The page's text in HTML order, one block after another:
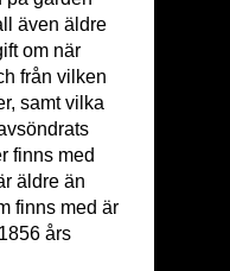
även äldre
om när
från vilken
samt vilka
finns med
äldre än
finns med är
års